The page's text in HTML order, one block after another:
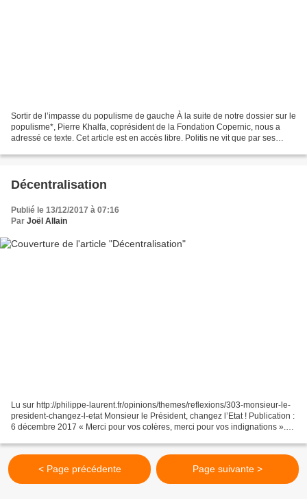
Sortir de l’impasse du populisme de gauche À la suite de notre dossier sur le
populisme*, Pierre Khalfa, coprésident de la Fondation Copernic, nous a
adressé ce texte. Cet article est en accès libre. Politis ne vit que par ses
Décentralisation
Publié le 13/12/2017 à 07:16
Par Joël Allain
Lu sur http://philippe-laurent.fr/opinions/themes/reflexions/303-monsieur-le-
president-changez-l-etat Monsieur le Président, changez l’Etat ! Publication :
6 décembre 2017 « Merci pour vos colères, merci pour vos indignations ».
< Page précédente Page suivante >